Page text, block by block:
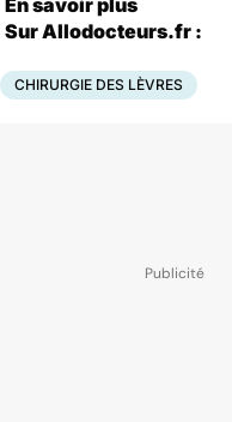
En savoir plus
Sur Allodocteurs.fr :
CHIRURGIE DES LÈVRES